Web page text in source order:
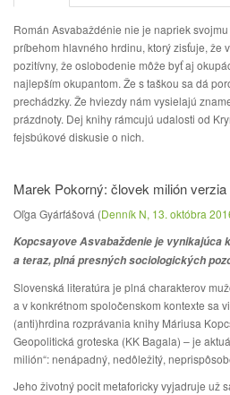
Román Asvabaždénie nie je napriek
príbehom hlavného hrdinu, ktorý zisťuje, že
pozitívny, že oslobodenie môže byť aj
najlepším okupantom. Že s taškou sa dá
prechádzky. Že hviezdy nám vysielajú
prázdnoty. Dej knihy rámcujú udalosti od
fejsbúkové diskusie o nich.
Marek Pokorný: človek milión verzia
Oľga Gyárfášová (Denník N, 13. októbra
Kopcsayove Asvabaždenie je vynikajúca
a teraz, plná presných sociologických
Slovenská literatúra je plná charakterov
a v konkrétnom spoločenskom kontexte sa
(anti)hrdina rozprávania knihy Máriusa
Geopolitická groteska (KK Bagala) – je
milión“: nenápadný, nedôležitý,
Jeho životný pocit metaforicky vyjadruje už